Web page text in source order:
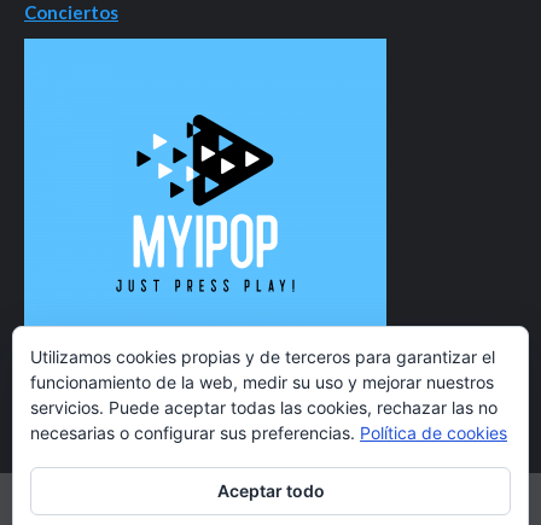
Conciertos
Utilizamos cookies propias y de terceros para garantizar el
funcionamiento de la web, medir su uso y mejorar nuestros
servicios. Puede aceptar todas las cookies, rechazar las no
necesarias o configurar sus preferencias. Política de cookies
Aceptar todo